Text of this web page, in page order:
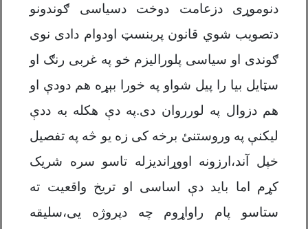
دنوموړی دزعامت دوخت دسیاسی ګوندونو
دتصویب شوي قانون پربنسټ اودوام دادی نوی
ګوندی او سیاسی پلورالیزم خو په غربی رنګ او
سټایل بیا را پیل شواو په خورا بېړه هم دودې او
هم دزوال په لورروان دی.په دې هکله به ددې
لیکنې په وروستنئ برخه کی زه یو څه په تفصیل
خپل آند،ارزونه اووړاندیزله تاسو سره شریک
کړم اما باید دې اساسی او تریخ واقعیت ته
ستاسو پام راواړوم چه دپروژه یی،سلیقه